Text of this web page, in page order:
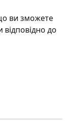
ви зможете
до